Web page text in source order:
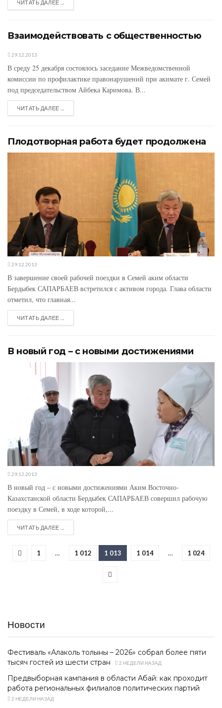
ЧИТАТЬ ДАЛЕЕ ...
Взаимодействовать с общественностью
29.12.2013
В среду 25 декабря состоялось заседание Межведомственной
комиссии по профилактике правонарушений при акимате г. Семей
под председательством Айбека Каримова. В...
ЧИТАТЬ ДАЛЕЕ ...
Плодотворная работа будет продолжена
29.12.2013
В завершение своей рабочей поездки в Семей аким области
Бердыбек САПАРБАЕВ встретился с активом города. Глава области
отметил, что главная...
ЧИТАТЬ ДАЛЕЕ ...
В новый год – с новыми достижениями
29.12.2013
В новый год – с новыми достижениями Аким Восточно-
Казахстанской области Бердыбек САПАРБАЕВ совершил рабочую
поездку в Семей, в ходе которой,...
ЧИТАТЬ ДАЛЕЕ ...
1 … 1 012 1 013 1 014 … 1 024
Новости
Фестиваль «Алаколь толқыны – 2026» собрал более пяти
тысяч гостей из шести стран
2 НЕДЕЛИ НАЗАД
Предвыборная кампания в области Абай: как проходит
работа региональных филиалов политических партий
2 НЕДЕЛИ НАЗАД